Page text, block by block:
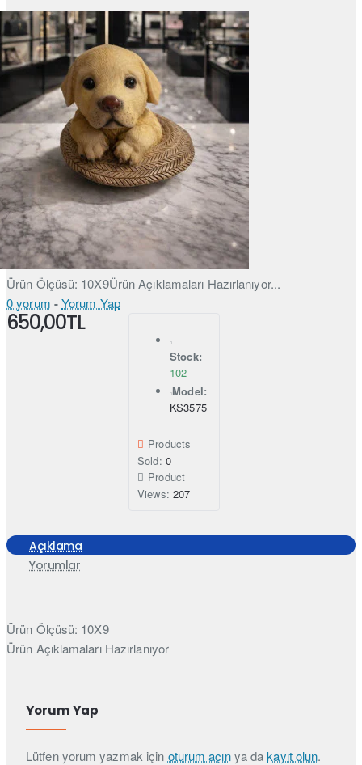
Ürün Ölçüsü: 10X9Ürün Açıklamaları Hazırlanıyor...
0 yorum -Yorum Yap
650,00TL
Stock:
102
Model:
KS3575
Products
Sold: 0
Product
Views: 207
Açıklama
Yorumlar
Ürün Ölçüsü: 10X9
Ürün Açıklamaları Hazırlanıyor
Yorum Yap
Lütfen yorum yazmak için oturum açınya dakayıt olun.